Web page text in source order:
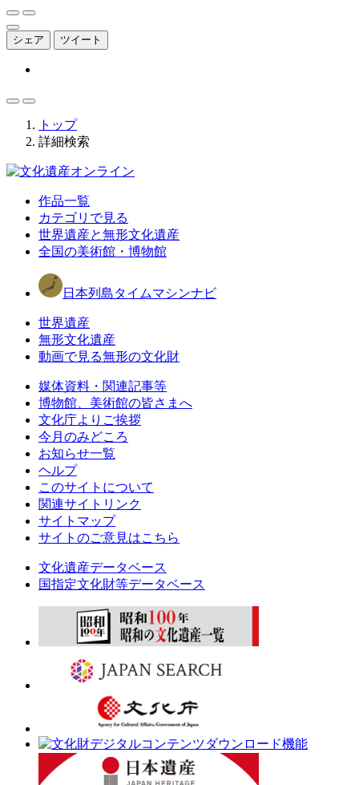
シェア ツイート
トップ
詳細検索
作品一覧
カテゴリで見る
世界遺産と無形文化遺産
全国の美術館・博物館
日本列島タイムマシンナビ
世界遺産
無形文化遺産
動画で見る無形の文化財
媒体資料・関連記事等
博物館、美術館の皆さまへ
文化庁よりご挨拶
今月のみどころ
お知らせ一覧
ヘルプ
このサイトについて
関連サイトリンク
サイトマップ
サイトのご意見はこちら
文化遺産データベース
国指定文化財等データベース